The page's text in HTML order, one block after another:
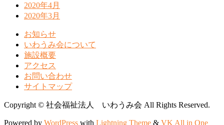
2020年4月
2020年3月
お知らせ
いわうみ会について
施設概要
アクセス
お問い合わせ
サイトマップ
Copyright © 社会福祉法人 いわうみ会 All Rights Reserved.
Powered by WordPress with Lightning Theme & VK All in One